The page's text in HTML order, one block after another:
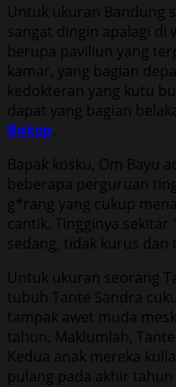
Untuk ukuran Bandung
sangat dingin apalagi di
berupa paviliun yang
kamar, yang bagian
kedokteran yang kutu
dapat yang bagian
Bokep.
Bapak kosku, Om Bayu
beberapa perguruan
g*rang yang cukup
cantik. Tingginya sekitar
sedang, tidak kurus dan
Untuk ukuran seorang
tubuh Tante Sandra
tampak awet muda
tahun. Maklumlah,
Kedua anak mereka
pulang pada akhir